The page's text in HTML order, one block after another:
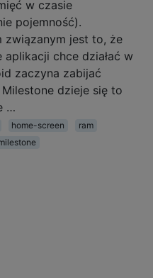
w czasie
pojemność).
związanym jest to, że
chce działać w
zaczyna zabijać
dzieje się to
…
home-screen
ram